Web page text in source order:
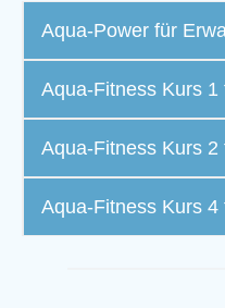
Aqua-Power für
Aqua-Fitness Kurs
Aqua-Fitness Kurs
Aqua-Fitness Kurs